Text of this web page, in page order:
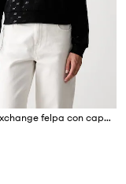
Armani Exchange felpa con cappuccio da donna con cotone